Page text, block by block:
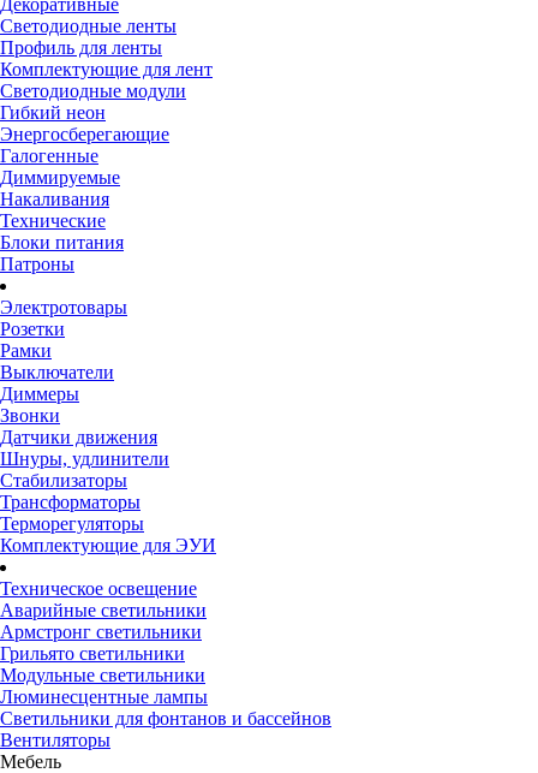
Декоративные
Светодиодные ленты
Профиль для ленты
Комплектующие для лент
Светодиодные модули
Гибкий неон
Энергосберегающие
Галогенные
Диммируемые
Накаливания
Технические
Блоки питания
Патроны
Электротовары
Розетки
Рамки
Выключатели
Диммеры
Звонки
Датчики движения
Шнуры, удлинители
Стабилизаторы
Трансформаторы
Терморегуляторы
Комплектующие для ЭУИ
Техническое освещение
Аварийные светильники
Армстронг светильники
Грильято светильники
Модульные светильники
Люминесцентные лампы
Светильники для фонтанов и бассейнов
Вентиляторы
Мебель